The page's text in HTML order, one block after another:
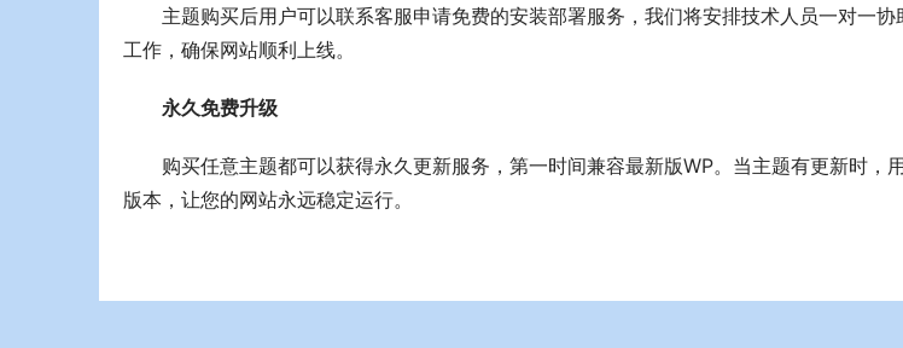
主题购买后用户可以联系客服申请免费的安装部署服务，我们将安排技术人员一对一
工作，确保网站顺利上线。
永久免费升级
购买任意主题都可以获得永久更新服务，第一时间兼容最新版WP。当主题有更新时，
版本，让您的网站永远稳定运行。